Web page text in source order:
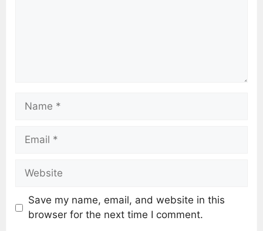
Save my name, email, and website in this
browser for the next time I comment.